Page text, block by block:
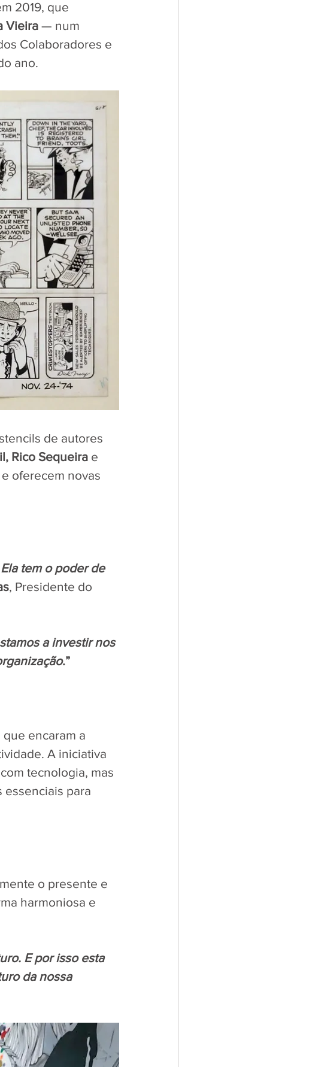
2019, que
Vieira — num
Colaboradores e
ano.
de autores
Rico Sequeira e
oferecem novas
tem o poder de
, Presidente do
a investir nos
.”
encaram a
A iniciativa
tecnologia, mas
para
o presente e
harmoniosa e
E por isso esta
da nossa